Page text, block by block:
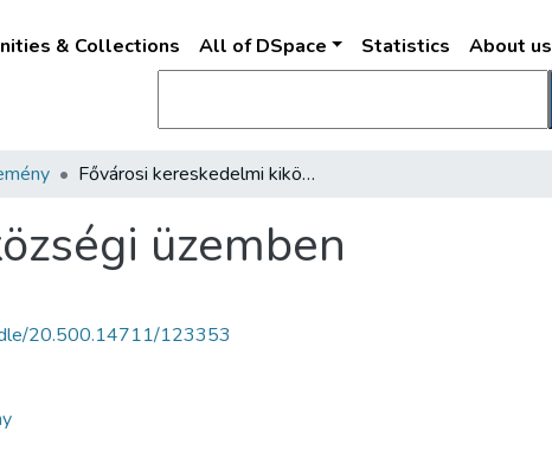
& Collections All of DSpace Statistics About us
Fővárosi kereskedelmi kikötő községi üzemben
üzemben
20.500.14711/123353